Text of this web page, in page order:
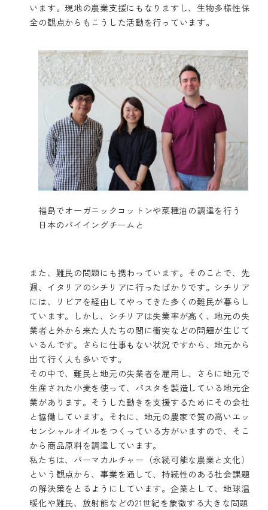
います。現地の農業支援にもなりますし、生物多様性保
全の観点からもこうした活動を行っています。
福島でオーガニックコットンや菜種油の調達を行う
日本のバイイングチームと
また、難民の問題にも携わっています。そのことで、先
週、イタリアのシチリアに行ったばかりです。シチリア
には、リビアを経由してやってきた多くの難民が暮らし
ています。しかし、シチリアは失業率が高く、地元の失
業者と外から来た人たちの間に衝突などの問題が生じて
いるんです。さらに仕事もない状況ですから、地元から
出て行く人も多いです。
その中で、難民と地元の失業者を雇用し、さらに地元で
生産された小麦を使って、パスタを製造している地元企
業があります。そうした動きを支援するためにその会社
と協働しています。それに、地元の農家で質の高いエッ
センシャルオイルをつくっている方がいますので、そこ
から商品原料を調達しています。
私たちは、パーマカルチャー（永続可能な農業と文化）
という観点から、事業を通して、持続性のある社会課題
の解決策をとるようにしています。企業として、地球温
暖化や難民、放射能などの21世紀を象徴する大きな問題